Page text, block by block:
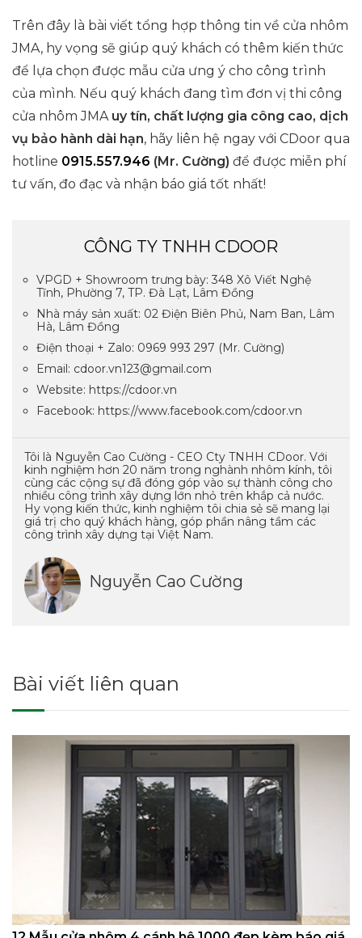
Trên đây là bài viết tổng hợp thông tin về cửa nhôm
JMA, hy vọng sẽ giúp quý khách có thêm kiến thức
để lựa chọn được mẫu cửa ưng ý cho công trình
của mình. Nếu quý khách đang tìm đơn vị thi công
cửa nhôm JMA uy tín, chất lượng gia công cao, dịch
vụ bảo hành dài hạn, hãy liên hệ ngay với CDoor qua
hotline 0915.557.946 (Mr. Cường) để được miễn phí
tư vấn, đo đạc và nhận báo giá tốt nhất!
CÔNG TY TNHH CDOOR
VPGD + Showroom trưng bày: 348 Xô Viết Nghệ
Tĩnh, Phường 7, TP. Đà Lạt, Lâm Đồng
Nhà máy sản xuất: 02 Điện Biên Phủ, Nam Ban, Lâm
Hà, Lâm Đồng
Điện thoại + Zalo: 0969 993 297 (Mr. Cường)
Email: cdoor.vn123@gmail.com
Website: https://cdoor.vn
Facebook: https://www.facebook.com/cdoor.vn
Tôi là Nguyễn Cao Cường - CEO Cty TNHH CDoor. Với
kinh nghiệm hơn 20 năm trong nghành nhôm kính, tôi
cùng các cộng sự đã đóng góp vào sự thành công cho
nhiều công trình xây dựng lớn nhỏ trên khắp cả nước.
Hy vọng kiến thức, kinh nghiệm tôi chia sẻ sẽ mang lại
giá trị cho quý khách hàng, góp phần nâng tầm các
công trình xây dựng tại Việt Nam.
Nguyễn Cao Cường
Bài viết liên quan